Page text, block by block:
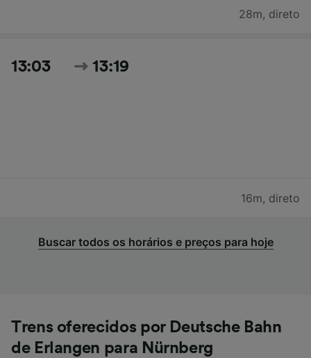
28m, direto
13:03 13:19
16m, direto
Buscar todos os horários e preços para hoje
Trens oferecidos por Deutsche Bahn
de Erlangen para Nürnberg